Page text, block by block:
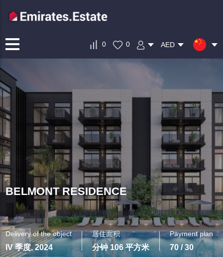
0 0 AED
BELMONT RESIDENCE
Delivery of the object
IV 季度, 2024
居住面积
分钟 106 平方米
Payment plan
70 / 30